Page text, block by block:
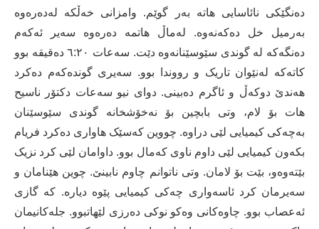
دەنگێکی نائاسایی ھاتە بەر گوێم. وامزانی خەڵکە لەدەرەوە
بەرمیل خل دەکەنەوە. لەماڵ ھاتمە دەرەوە سەیر ئەکەم
دەنگەکە لە گوندی سێوسێنانەوە دێت. سەعات ٦:٢٠ دەقیقە بوو
کاتەکە لەنێوان تاریک و رووندا بوو. سەیری گوندەکەم دەکرد
ھەندێ دوکەڵ و ئاگرم دەبینی. دوای نیو سەعات دکتۆر ناسیح
ھات بۆ لام، وتی بابچین بۆ نەخۆشخانە گوندی سێوسێنان
بەچەکی کیمیایی لێی دراوە. چووین کەسێک ھاواری دەکرد فریام
بکەون کیمیایی لێی داوم ناوی کەمال بوو. داوامان لێی کرد نزیک
بێتەوەو، بێت بۆ لامان. وتی ناتوانم چاوم نابینێ. چوین ھێنامان و
سەیرمان کرد ئاسەواری چەکی کیمیایی پێوە دیارە. کە گازی
ئەعصاب بوو. چاوەکانی وەکو نوکی دەرزی لێھاتبوو. جلەکانیمان